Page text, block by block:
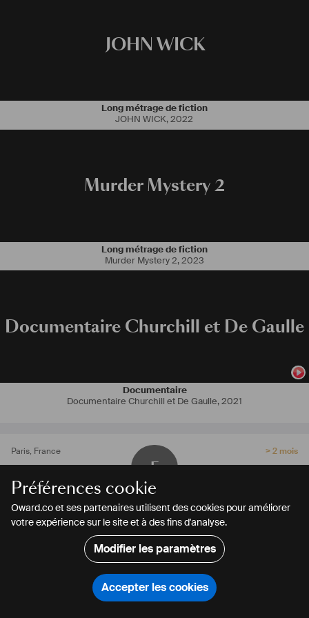
Préférences cookie
Oward.co et ses partenaires utilisent des cookies pour améliorer
votre expérience sur le site et à des fins d'analyse.
Modifier les paramètres
Accepter les cookies
JOHN WICK
Long métrage de fiction
JOHN WICK,2022
Murder Mystery 2
Long métrage de fiction
Murder Mystery 2,2023
Documentaire Churchill et De Gaulle
Documentaire
Documentaire Churchill et De Gaulle,2021
Paris, France
F
> 2 mois
Freddo
Acteur
CONTACTER PARTAGER
CONTACTER PARTAGER
Rechercher